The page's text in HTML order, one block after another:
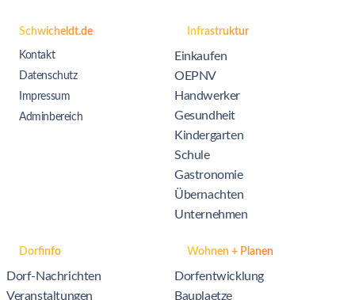
Schwicheldt.de
Kontakt
Datenschutz
Impressum
Adminbereich
Infrastruktur
Einkaufen
OEPNV
Handwerker
Gesundheit
Kindergarten
Schule
Gastronomie
Übernachten
Unternehmen
Dorfinfo
Dorf-Nachrichten
Veranstaltungen
Wohnen + Planen
Dorfentwicklung
Bauplaetze